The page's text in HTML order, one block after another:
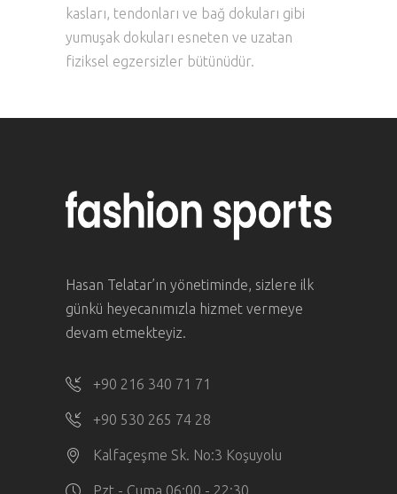
kasları, tendonları ve bağ dokuları gibi
yumuşak dokuları esneten ve uzatan
fiziksel egzersizler bütünüdür.
Hasan Telatar’ın yönetiminde, sizlere ilk
günkü heyecanımızla hizmet vermeye
devam etmekteyiz.
+90 216 340 71 71
+90 530 265 74 28
Kalfaçeşme Sk. No:3 Koşuyolu
Pzt - Cuma 06:00 - 22:30